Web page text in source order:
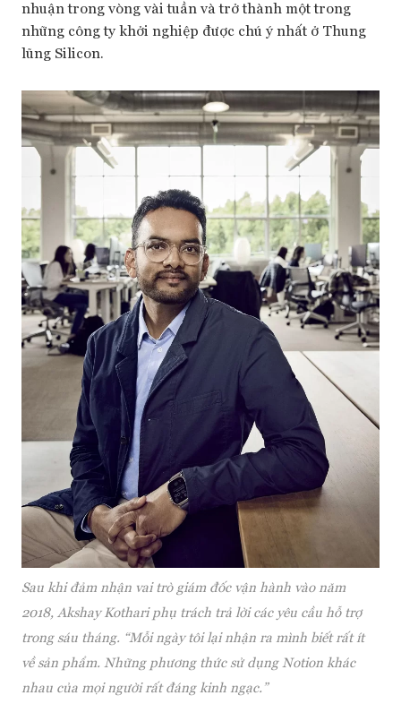
nhuận trong vòng vài tuần và trở thành một trong
những công ty khởi nghiệp được chú ý nhất ở Thung
lũng Silicon.
Sau khi đảm nhận vai trò giám đốc vận hành vào năm
2018, Akshay Kothari phụ trách trả lời các yêu cầu hỗ trợ
trong sáu tháng. “Mỗi ngày tôi lại nhận ra mình biết rất ít
về sản phẩm. Những phương thức sử dụng Notion khác
nhau của mọi người rất đáng kinh ngạc.”